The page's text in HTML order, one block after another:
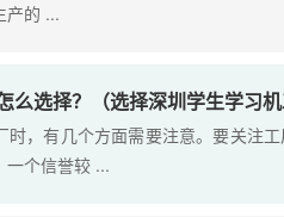
产的 ...
么选择？（选择深圳学生学习机
时，有几个方面需要注意。要关注
一个信誉较 ...